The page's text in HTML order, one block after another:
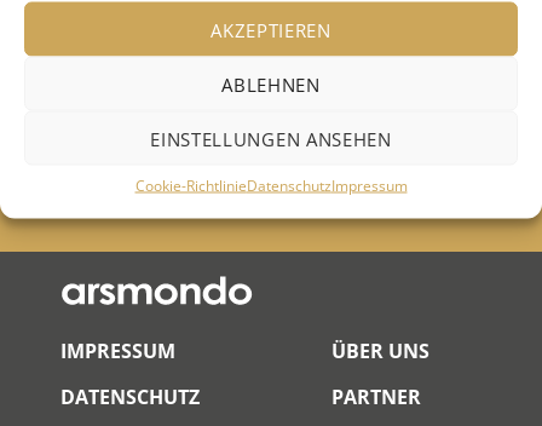
AKZEPTIEREN
ABLEHNEN
EINSTELLUNGEN ANSEHEN
Cookie-RichtlinieDatenschutzImpressum
Keine Veranstaltungen an diesem Ort
IMPRESSUM
DATENSCHUTZ
ÜBER UNS
PARTNER